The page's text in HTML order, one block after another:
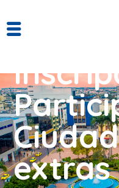
extras